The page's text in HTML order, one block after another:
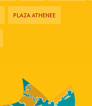
PLAZA ATHENEE